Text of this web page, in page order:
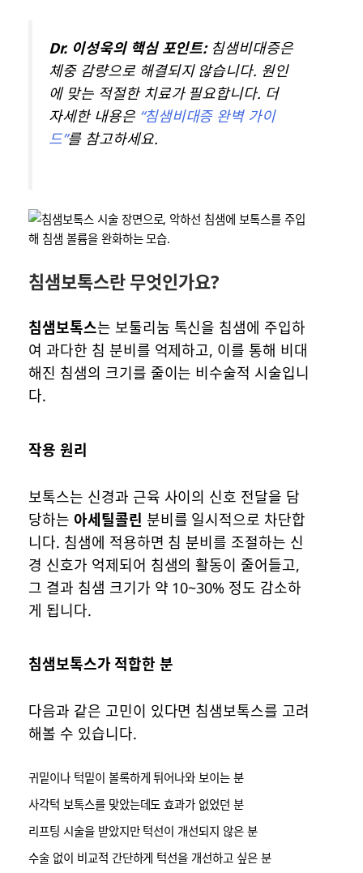
Dr. 이성욱의 핵심 포인트:침샘비대증은
체중 감량으로 해결되지 않습니다. 원인
에 맞는 적절한 치료가 필요합니다. 더
자세한 내용은 “침샘비대증 완벽 가이
드”를 참고하세요.
침샘보톡스란 무엇인가요?
침샘보톡스는 보툴리눔 톡신을 침샘에 주입하
여 과다한 침 분비를 억제하고, 이를 통해 비대
해진 침샘의 크기를 줄이는 비수술적 시술입니
다.
작용 원리
보톡스는 신경과 근육 사이의 신호 전달을 담
당하는 아세틸콜린 분비를 일시적으로 차단합
니다. 침샘에 적용하면 침 분비를 조절하는 신
경 신호가 억제되어 침샘의 활동이 줄어들고,
그 결과 침샘 크기가 약 10~30% 정도 감소하
게 됩니다.
침샘보톡스가 적합한 분
다음과 같은 고민이 있다면 침샘보톡스를 고려
해볼 수 있습니다.
귀밑이나 턱밑이 볼록하게 튀어나와 보이는 분
사각턱 보톡스를 맞았는데도 효과가 없었던 분
리프팅 시술을 받았지만 턱선이 개선되지 않은 분
수술 없이 비교적 간단하게 턱선을 개선하고 싶은 분